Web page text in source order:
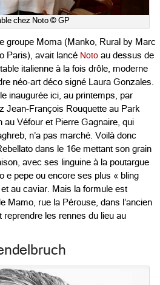
chez Noto © GP
groupe Moma (Manko, Rural by Marc
Paris), avait lancé Noto au dessus de
italienne à la fois drôle, moderne
néo-art déco signé Laura Gonzales.
inaugurée ici, au printemps, par
Jean-François Rouquette au Park
au Véfour et Pierre Gagnaire, qui
n’a pas marché. Voilà donc
dans le 16e mettant son grain
avec ses linguine à la poutargue
e pepe ou encore ses plus « bling
au caviar. Mais la formule est
Mamo, rue la Pérouse, dans l’ancien
reprendre les rennes du lieu au